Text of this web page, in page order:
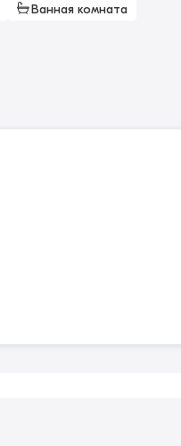
Ванная комната